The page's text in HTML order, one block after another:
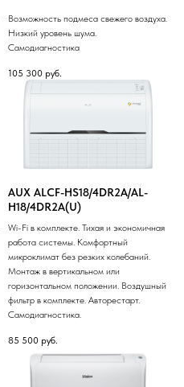
Возможность подмеса свежего воздуха.
Низкий уровень шума.
Самодиагностика
105 300 руб.
AUX ALCF-HS18/4DR2A/AL-
H18/4DR2A(U)
Wi-Fi в комплекте. Тихая и экономичная
работа системы. Комфортный
микроклимат без резких колебаний.
Монтаж в вертикальном или
горизонтальном положении. Воздушный
фильтр в комплекте. Авторестарт.
Самодиагностика.
85 500 руб.